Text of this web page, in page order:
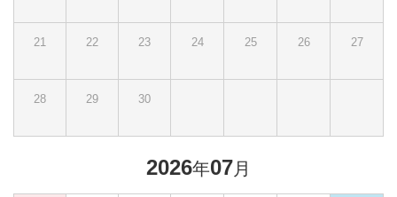
21 22 23 24 25 26 27
28 29 30
2026年07月